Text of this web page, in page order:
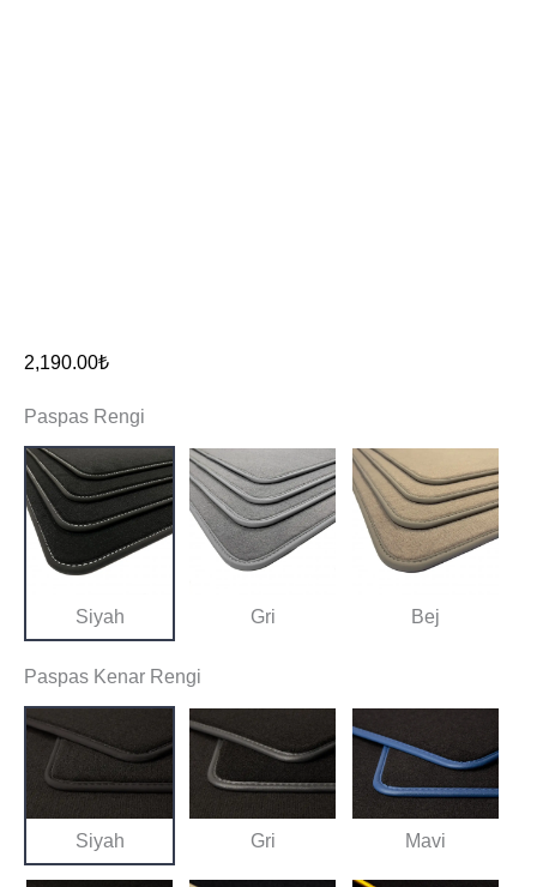
2,190.00₺
Paspas Rengi
Siyah Gri Bej
Paspas Kenar Rengi
Siyah Gri Mavi